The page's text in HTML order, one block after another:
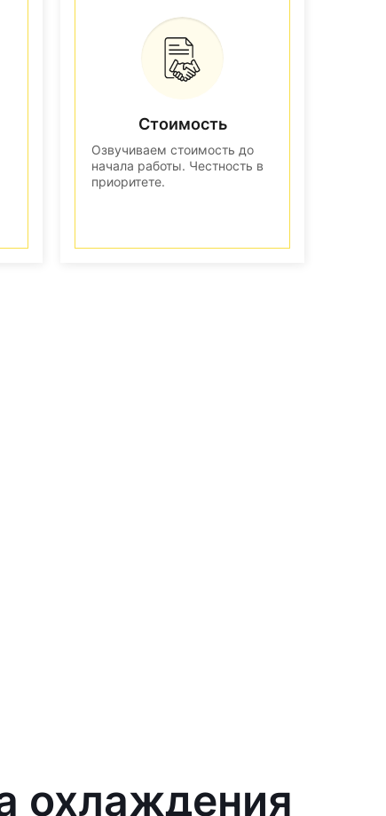
Стоимость
Озвучиваем стоимость до
начала работы. Честность в
приоритете.
охлаждения